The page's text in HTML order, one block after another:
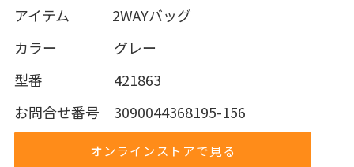
アイテム 2WAYバッグ
カラー グレー
型番 421863
お問合せ番号 3090044368195-156
オンラインストアで見る